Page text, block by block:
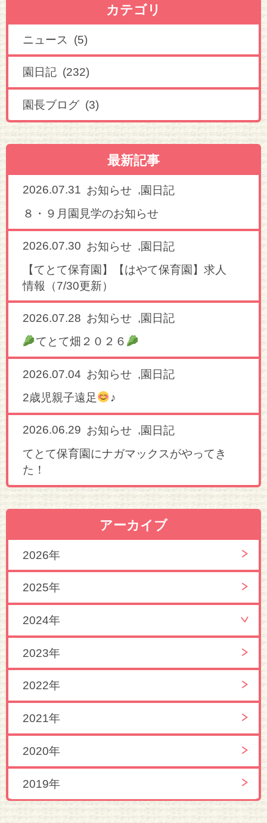
カテゴリ
ニュース (5)
園日記 (232)
園長ブログ (3)
最新記事
2026.07.31 お知らせ ,園日記
８・９月園見学のお知らせ
2026.07.30 お知らせ ,園日記
【てとて保育園】【はやて保育園】求人
情報（7/30更新）
2026.07.28 お知らせ ,園日記
てとて畑２０２６
2026.07.04 お知らせ ,園日記
2歳児親子遠足
♪
2026.06.29 お知らせ ,園日記
てとて保育園にナガマックスがやってき
た！
アーカイブ
2026年
2025年
2024年
2023年
2022年
2021年
2020年
2019年